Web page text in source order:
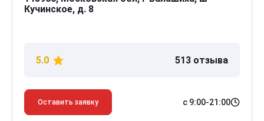
Кучинское, д. 8
5.0 513 отзыва
Оставить заявку с 9:00-21:00